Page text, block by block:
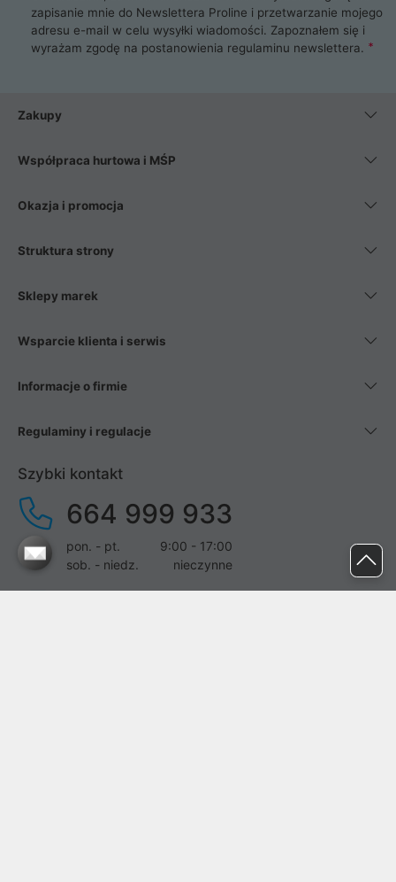
zapisanie mnie do Newslettera Proline i przetwarzanie mojego
adresu e-mail w celu wysyłki wiadomości. Zapoznałem się i
wyrażam zgodę na postanowienia regulaminu newslettera.
Zakupy
Współpraca hurtowa i MŚP
Okazja i promocja
Struktura strony
Sklepy marek
Wsparcie klienta i serwis
Informacje o firmie
Regulaminy i regulacje
Szybki kontakt
664 999 933
pon. - pt.
9:00 - 17:00
sob. - niedz.
nieczynne